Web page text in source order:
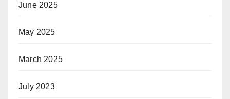
June 2025
May 2025
March 2025
July 2023